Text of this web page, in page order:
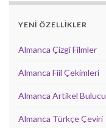
YENİ ÖZELLİKLER
Almanca Çizgi Filmler
Almanca Fiil Çekimleri
Almanca Artikel Bulucu
Almanca Türkçe Çeviri